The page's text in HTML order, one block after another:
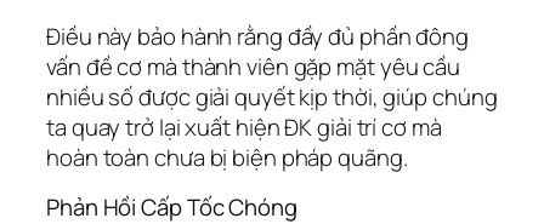
Điều này bảo hành rằng đầy đủ phần đông
vấn đề cơ mà thành viên gặp mặt yêu cầu
nhiều số được giải quyết kịp thời, giúp chúng
ta quay trở lại xuất hiện ĐK giải trí cơ mà
hoàn toàn chưa bị biện pháp quãng.
Phản Hồi Cấp Tốc Chóng